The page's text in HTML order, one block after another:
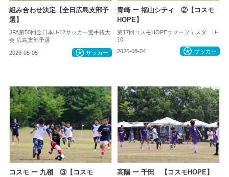
組み合わせ決定【全日広島支部予
選】
JFA第50回全日本U-12サッカー選手権大
会 広島支部予選
2026-08-05 サッカー
青崎 ー 福山シティ ②【コスモ
HOPE】
第17回コスモHOPEサマーフェスタ U-
10
2026-08-04
サッカー
コスモ ー 九嶺 ③【コスモ
高陽 ー 千田 【コスモHOPE】